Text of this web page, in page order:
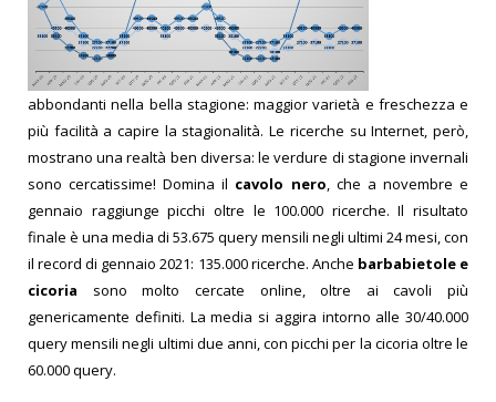
abbondanti nella bella stagione: maggior varietà e freschezza e
più facilità a capire la stagionalità. Le ricerche su Internet, però,
mostrano una realtà ben diversa: le verdure di stagione invernali
sono cercatissime!Domina il cavolo nero, che a novembre e
gennaio raggiunge picchi oltre le 100.000 ricerche. Il risultato
finale è una media di 53.675 query mensili negli ultimi 24 mesi, con
il record di gennaio 2021: 135.000 ricerche. Anche barbabietole e
cicoria sono molto cercate online, oltre ai cavoli più
genericamente definiti. La media si aggira intorno alle 30/40.000
query mensili negli ultimi due anni, con picchi per la cicoria oltre le
60.000 query.